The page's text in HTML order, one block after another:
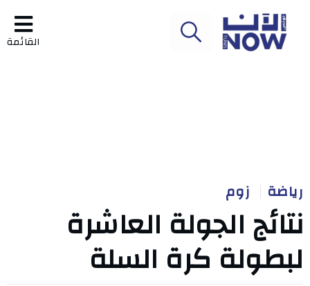
القائمة
رياضة زوم
نتائج الجولة العاشرة
لبطولة كرة السلة